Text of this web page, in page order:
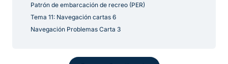
Patrón de embarcación de recreo (PER)
Tema 11: Navegación cartas 6
Navegación Problemas Carta 3